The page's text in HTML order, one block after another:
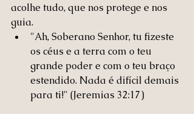
acolhe tudo, que nos protege e nos
guia.
"Ah, Soberano Senhor, tu fizeste
os céus e a terra com o teu
grande poder e com o teu braço
estendido. Nada é difícil demais
para ti!" (Jeremias 32:17)